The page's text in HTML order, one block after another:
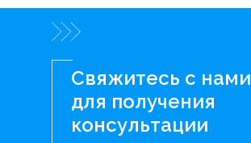
Cвяжитесь с нами
для получения
консультации